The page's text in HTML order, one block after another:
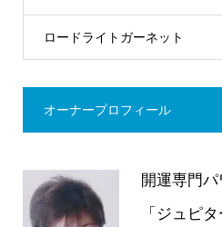
ロードライトガーネット
オーナープロフィール
開運専門
「ジュピ